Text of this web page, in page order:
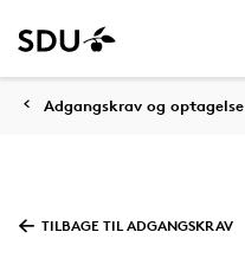
Adgangskrav og optagelse
TILBAGE TIL ADGANGSKRAV